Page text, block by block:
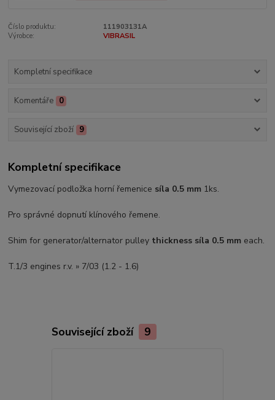
Číslo produktu:
111903131A
Výrobce:
VIBRASIL
Kompletní specifikace
Komentáře 0
Související zboží 9
Kompletní specifikace
Vymezovací podložka horní řemenice síla 0.5 mm 1ks.
Pro správné dopnutí klínového řemene.
Shim for generator/alternator pulley thickness síla 0.5 mm each.
T.1/3 engines r.v. » 7/03 (1.2 - 1.6)
Související zboží 9